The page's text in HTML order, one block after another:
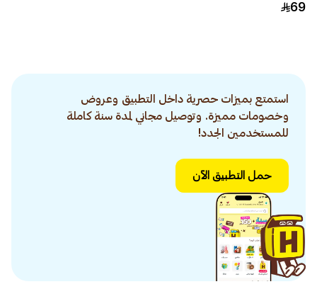
69
استمتع بميزات حصرية داخل التطبيق وعروض
وخصومات مميزة. وتوصيل مجاني لمدة سنة كاملة
للمستخدمين الجدد!
حمل التطبيق الآن